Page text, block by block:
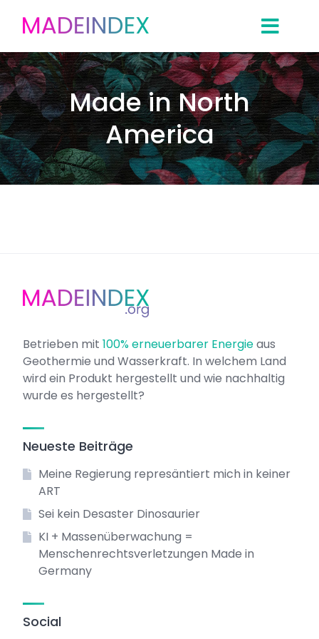
Made in North
America
Betrieben mit 100% erneuerbarer Energieaus
Geothermie und Wasserkraft. In welchem Land
wird ein Produkt hergestellt und wie nachhaltig
wurde es hergestellt?
Neueste Beiträge
Meine Regierung represäntiert mich in keiner
ART
Sei kein Desaster Dinosaurier
KI + Massenüberwachung =
Menschenrechtsverletzungen Made in
Germany
Social